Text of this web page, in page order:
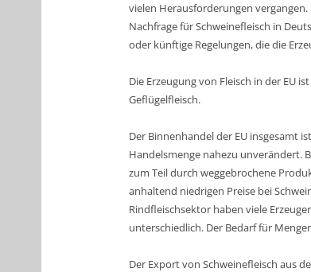
vielen Herausforderungen
Nachfrage für Schweinefleisch in
oder künftige Regelungen, die die
Die Erzeugung von Fleisch in der EU
Geflügelfleisch.
Der Binnenhandel der EU insgesamt
Handelsmenge nahezu unverändert.
zum Teil durch weggebrochene
anhaltend niedrigen Preise bei
Rindfleischsektor haben viele
unterschiedlich. Der Bedarf für
Der Export von Schweinefleisch aus